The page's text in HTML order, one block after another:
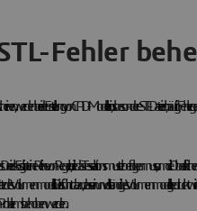
Fehler
werden bei der Erstellung von CAD-Modellen, insbesondere STL-Dateien, häufig Fehler
Dreieck. Es gibt eine Reihe von Regeln, die das Tesselationsmuster befolgen muss,
Volumenmodells. Dies führt dazu, dass ein unvollständiges Volumenmodell gedruckt
Problems behoben werden.